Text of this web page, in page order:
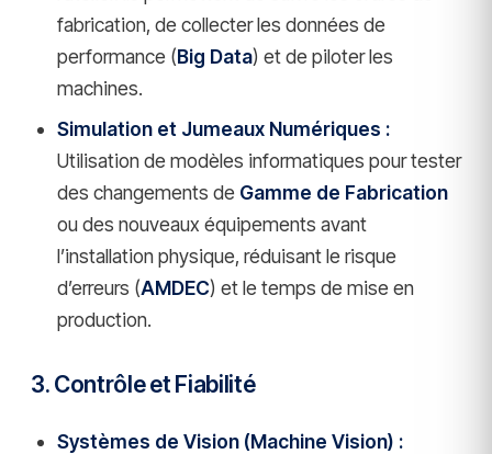
fabrication, de collecter les données de
performance (Big Data) et de piloter les
machines.
Simulation et Jumeaux Numériques :
Utilisation de modèles informatiques pour tester
des changements de Gamme de Fabrication
ou des nouveaux équipements avant
l’installation physique, réduisant le risque
d’erreurs (AMDEC) et le temps de mise en
production.
3. Contrôle et Fiabilité
Systèmes de Vision (Machine Vision) :